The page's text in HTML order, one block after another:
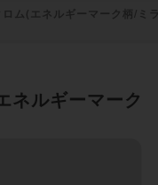
ネルギーマーク